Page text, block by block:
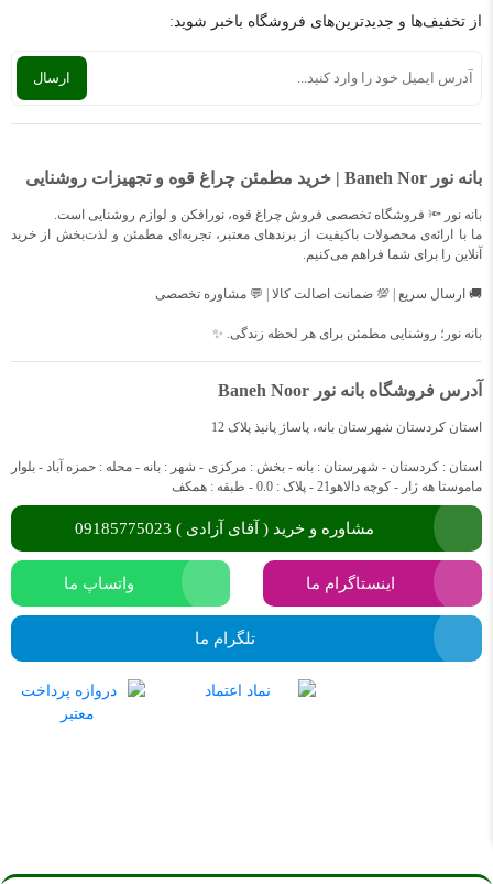
از تخفیف‌ها و جدیدترین‌های فروشگاه باخبر شوید:
بانه نور Baneh Nor | خرید مطمئن چراغ قوه و تجهیزات روشنایی
بانه نور 🔦 فروشگاه تخصصی فروش چراغ قوه، نورافکن و لوازم روشنایی است.
ما با ارائه‌ی محصولات باکیفیت از برندهای معتبر، تجربه‌ای مطمئن و لذت‌بخش از خرید
آنلاین را برای شما فراهم می‌کنیم.
🚚 ارسال سریع | 💯 ضمانت اصالت کالا | 💬 مشاوره تخصصی
بانه نور؛ روشنایی مطمئن برای هر لحظه زندگی. ✨
آدرس فروشگاه بانه نور Baneh Noor
استان کردستان شهرستان بانه، پاساژ پانیذ پلاک 12
استان : کردستان - شهرستان : بانه - بخش : مرکزی - شهر : بانه - محله : حمزه آباد - بلوار
ماموستا هه ژار - کوچه دالاهو21 - پلاک : 0.0 - طبقه : همکف
مشاوره و خرید ( آقای آزادی ) 09185775023
اینستاگرام ما واتساپ ما
تلگرام ما